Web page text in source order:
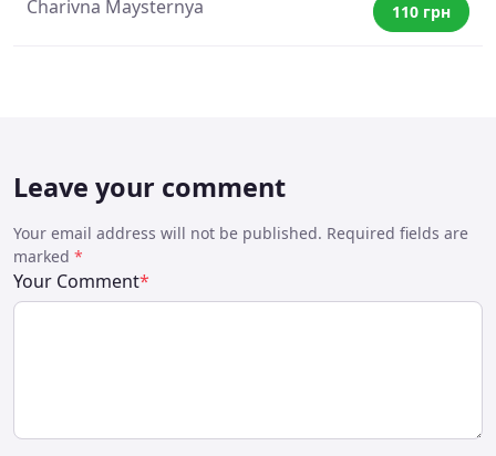
Charivna Maysternya 110 грн
Leave your comment
Your email address will not be published. Required fields are
marked *
Your Comment*